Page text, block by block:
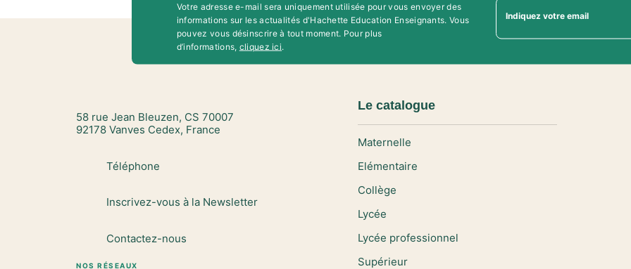
Votre adresse e-mail sera uniquement utilisée pour vous envoyer des
informations sur les actualités d'Hachette Education Enseignants. Vous
pouvez vous désinscrire à tout moment. Pour plus
d’informations, cliquez ici.
Indiquez votre email
58 rue Jean Bleuzen, CS 70007
92178 Vanves Cedex, France
Téléphone
Inscrivez-vous à la Newsletter
Contactez-nous
NOS RÉSEAUX
Le catalogue
Maternelle
Elémentaire
Collège
Lycée
Lycée professionnel
Supérieur